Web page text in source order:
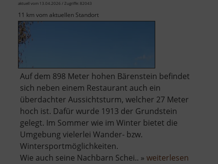
aktuell vom 13.04.2026 / Zugriffe: 82043
11 km vom aktuellen Standort
Auf dem 898 Meter hohen Bärenstein befindet
sich neben einem Restaurant auch ein
überdachter Aussichtsturm, welcher 27 Meter
hoch ist. Dafür wurde 1913 der Grundstein
gelegt. Im Sommer wie im Winter bietet die
Umgebung vielerlei Wander- bzw.
Wintersportmöglichkeiten.
Wie auch seine Nachbarn Schei.. » weiterlesen